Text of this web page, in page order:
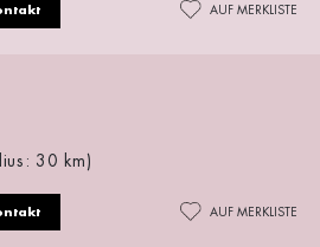
AUF MERKLISTE
30 km)
AUF MERKLISTE